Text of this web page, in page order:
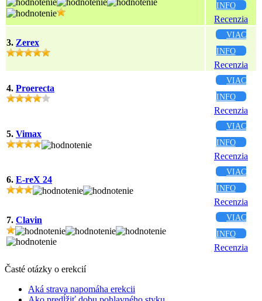
INFO
Recenzia
3. Zerex
VIAC
INFO
Recenzia
4. Proerecta
VIAC
INFO
Recenzia
5. Vimax
VIAC
INFO
Recenzia
6. E-reX 24
VIAC
INFO
Recenzia
7. Clavin
VIAC
INFO
Recenzia
Časté otázky o erekcií
Aká strava napomáha erekcii